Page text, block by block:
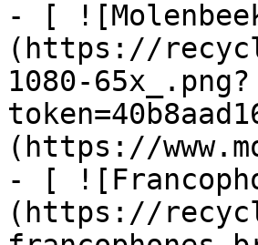
- [
(https://
1080-65x_.png?
(https://
- [
(https://